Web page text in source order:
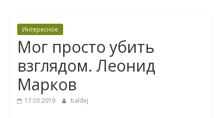
Интересное
Мог просто убить
взглядом. Леонид
Марков
17.03.2019 baldej